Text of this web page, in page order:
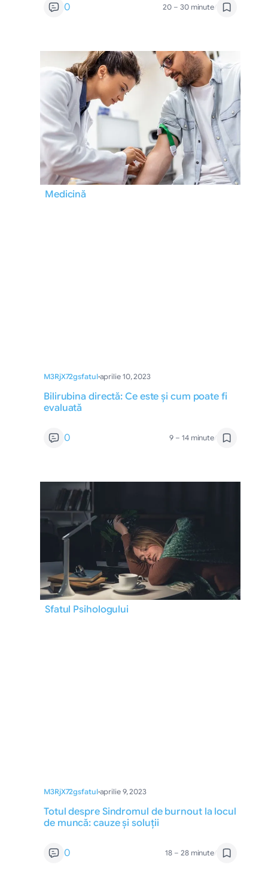
0 20 – 30 minute/
Medicină
M3RjX72gsfatul·aprilie 10, 2023
Bilirubina directă: Ce este și cum poate fi
evaluată
0 9 – 14 minute/
Sfatul Psihologului
M3RjX72gsfatul·aprilie 9, 2023
Totul despre Sindromul de burnout la locul
de muncă: cauze și soluții
0 18 – 28 minute/